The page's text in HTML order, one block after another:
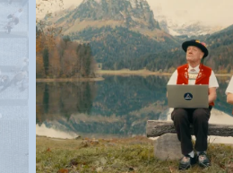
Anwil
Appenzell
Au SG
Baar
Baden
Balsthal
Balzers